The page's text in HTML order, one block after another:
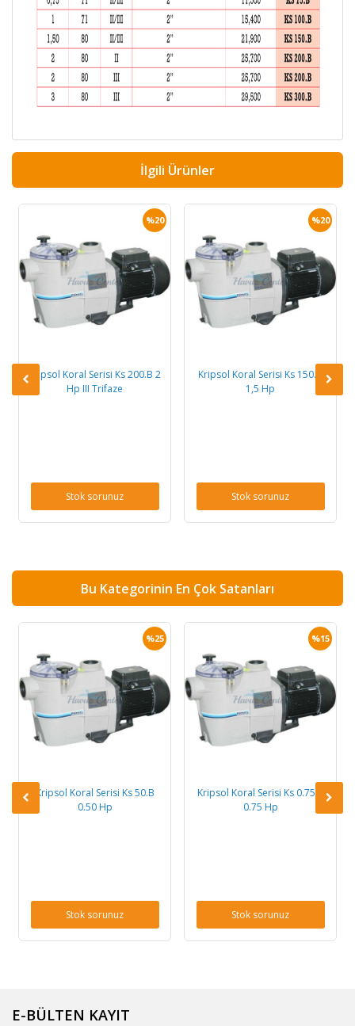
İlgili Ürünler
%20
Kripsol Koral Serisi Ks 200.B 2
Hp III Trifaze
Stok sorunuz
%20
Kripsol Koral Serisi Ks 150.B
1,5 Hp
Stok sorunuz
Bu Kategorinin En Çok Satanları
%25
Kripsol Koral Serisi Ks 50.B
0.50 Hp
Stok sorunuz
%15
Kripsol Koral Serisi Ks 0.75.B
0.75 Hp
Stok sorunuz
E-BÜLTEN KAYIT